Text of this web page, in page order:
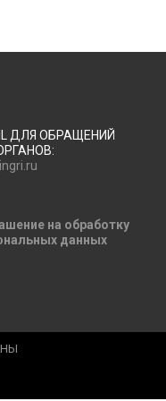
ДЛЯ ОБРАЩЕНИЙ
на обработку
данных